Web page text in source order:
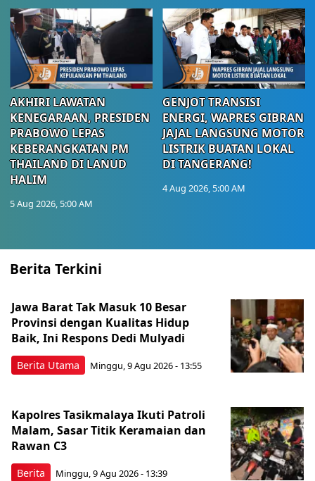
AKHIRI LAWATAN
KENEGARAAN, PRESIDEN
PRABOWO LEPAS
KEBERANGKATAN PM
THAILAND DI LANUD
HALIM
5 Aug 2026, 5:00 AM
GENJOT TRANSISI
ENERGI, WAPRES GIBRAN
JAJAL LANGSUNG MOTOR
LISTRIK BUATAN LOKAL
DI TANGERANG!
4 Aug 2026, 5:00 AM
Berita Terkini
Berita Utama
Jawa Barat Tak Masuk 10 Besar
Provinsi dengan Kualitas Hidup
Baik, Ini Respons Dedi Mulyadi
Minggu, 9 Agu 2026 - 13:55
Berita
Kapolres Tasikmalaya Ikuti Patroli
Malam, Sasar Titik Keramaian dan
Rawan C3
Minggu, 9 Agu 2026 - 13:39